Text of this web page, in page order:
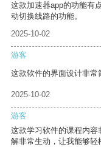
这款加速器app的功能有
动切换线路的功能。
2025-10-02
游客
这款软件的界面设计非常
2025-10-02
游客
这款学习软件的课程内
解非常生动，让我能够轻